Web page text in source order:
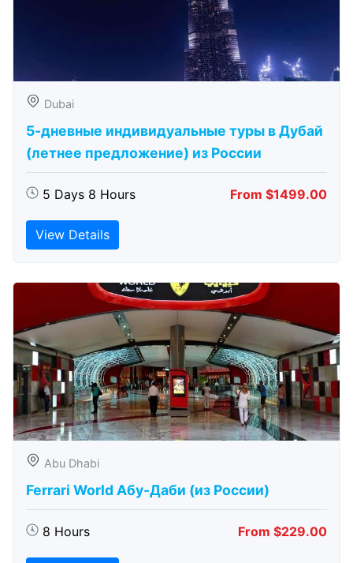
Dubai
5-дневные индивидуальные туры в Дубай
(летнее предложение) из России
5 Days 8 Hours From $1499.00
View Details
Abu Dhabi
Ferrari World Абу-Даби (из России)
8 Hours From $229.00